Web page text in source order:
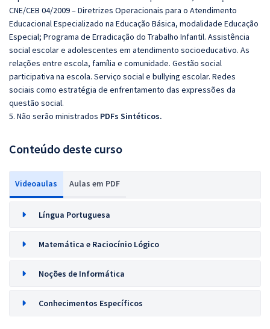
CNE/CEB 04/2009 – Diretrizes Operacionais para o Atendimento
Educacional Especializado na Educação Básica, modalidade Educação
Especial; Programa de Erradicação do Trabalho Infantil. Assistência
social escolar e adolescentes em atendimento socioeducativo. As
relações entre escola, família e comunidade. Gestão social
participativa na escola. Serviço social e bullying escolar. Redes
sociais como estratégia de enfrentamento das expressões da
questão social.
5. Não serão ministrados PDFs Sintéticos.
Conteúdo deste curso
Videoaulas Aulas em PDF
Língua Portuguesa
Matemática e Raciocínio Lógico
Noções de Informática
Conhecimentos Específicos